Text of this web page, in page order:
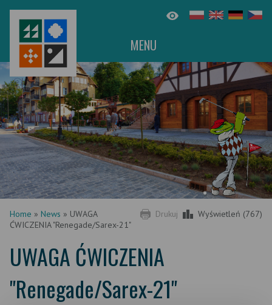
MENU
Drukuj Wyświetleń (767)
Home » News » UWAGA
ĆWICZENIA "Renegade/Sarex-21"
UWAGA ĆWICZENIA
"Renegade/Sarex-21"